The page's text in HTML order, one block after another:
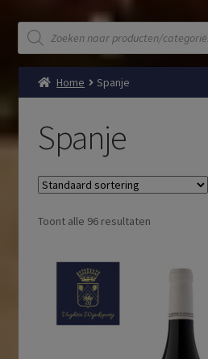
Producten
zoeken
Home Spanje
Spanje
Toont alle 96 resultaten